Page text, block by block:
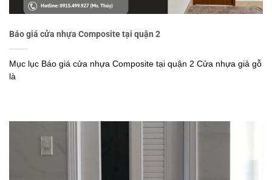
Báo giá cửa nhựa Composite tại quận 2
Mục lục Báo giá cửa nhựa Composite tại quận 2 Cửa nhựa giả gỗ
là